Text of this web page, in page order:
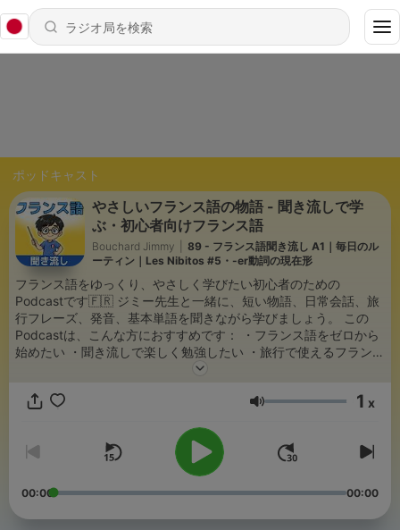
ポッドキャスト
やさしいフランス語の物語 - 聞き流しで学
ぶ・初心者向けフランス語
Bouchard Jimmy
89 - フランス語聞き流し A1｜毎日のル
ーティン｜Les Nibitos #5・-er動詞の現在形
フランス語をゆっくり、やさしく学びたい初心者のための
Podcastです🇫🇷 ジミー先生と一緒に、短い物語、日常会話、旅
行フレーズ、発音、基本単語を聞きながら学びましょう。 この
Podcastは、こんな方におすすめです： ・フランス語をゼロから
始めたい ・聞き流しで楽しく勉強したい ・旅行で使えるフランス
語を覚えたい ・発音やリスニングに慣れたい ・仏検5級〜4級、
めたい 通勤中、家事をしながら、寝る前など、自分のペースで繰
には、初心者向けオンラインレッスンもご用意しています。 🇫🇷
オンラインレッスン・無料相談 https://www.norubi.com/
NORUBI L’ÉCOLE フランス語教室
音量 1 x
00:00 00:00